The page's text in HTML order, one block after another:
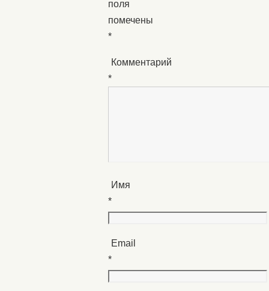
поля
помечены
*
Комментарий
*
Имя
*
Email
*